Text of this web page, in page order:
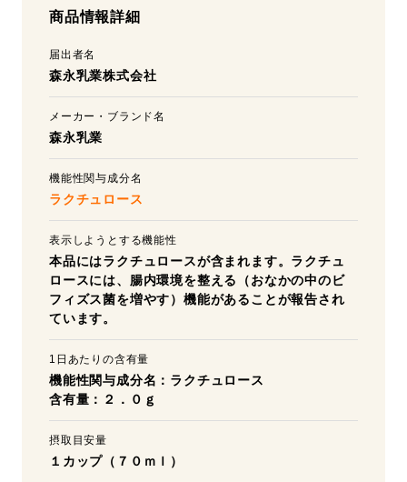
商品情報詳細
届出者名
森永乳業株式会社
メーカー・ブランド名
森永乳業
機能性関与成分名
ラクチュロース
表示しようとする機能性
本品にはラクチュロースが含まれます。ラクチュ
ロースには、腸内環境を整える（おなかの中のビ
フィズス菌を増やす）機能があることが報告され
ています。
1日あたりの含有量
機能性関与成分名：ラクチュロース
含有量：２．０ｇ
摂取目安量
１カップ（７０ｍｌ）